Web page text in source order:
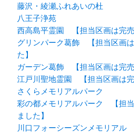
藤沢・綾瀬ふれあいの杜
八王子浄苑
西高島平霊園 【担当区画は完売
グリンパーク葛飾 【担当区画
た】
ガーデン葛飾 【担当区画は完売
江戸川聖地霊園 【担当区画は完
さくらメモリアルパーク
彩の都メモリアルパーク 【担
ました】
川口フォーシーズンメモリアル